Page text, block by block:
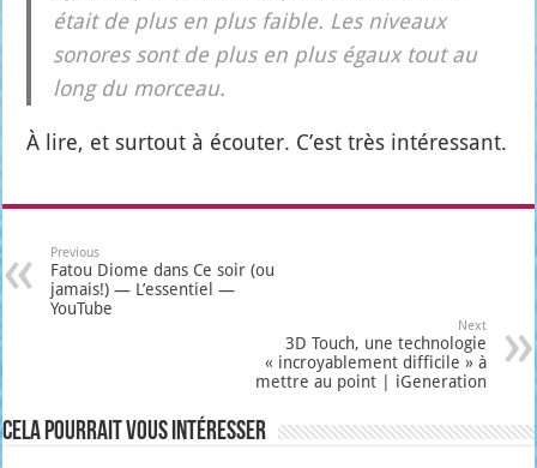
était de plus en plus faible. Les niveaux
sonores sont de plus en plus égaux tout au
long du mor­ceau.
À lire, et sur­tout à écou­ter. C’est très inté­res­sant.
Previous
Fatou Diome dans Ce soir (ou
jamais!) — L’essentiel —
YouTube
Next
3D Touch, une technologie
« incroyablement difficile » à
mettre au point | iGeneration
Cela pourrait vous intéresser